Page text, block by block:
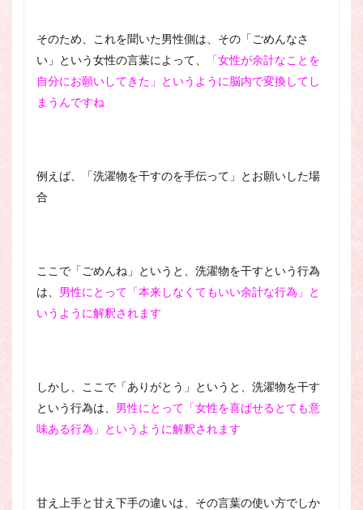
そのため、これを聞いた男性側は、その「ごめんなさ
い」という女性の言葉によって、
「女性が余計なことを
自分にお願いしてきた」というように脳内で変換してし
まうんですね
例えば、「洗濯物を干すのを手伝って」とお願いした場
合
ここで「ごめんね」というと、洗濯物を干すという行為
は、 男性にとって「本来しなくてもいい余計な行為」と
いうように解釈されます
しかし、ここで「ありがとう」というと、洗濯物を干す
という行為は、 男性にとって「女性を喜ばせるとても意
味ある行為」というように解釈されます
甘え上手と甘え下手の違いは、その言葉の使い方でしか